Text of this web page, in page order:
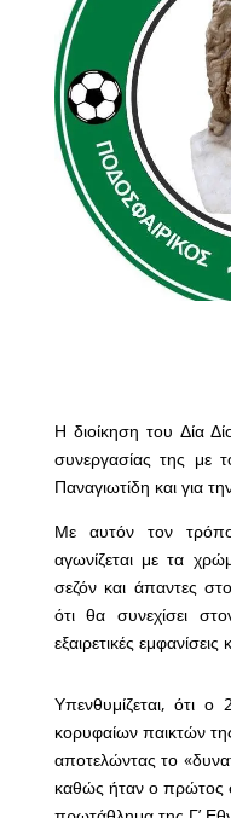
Η διοίκηση του Δία
συνεργασίας της με
Παναγιωτίδη και για
Με αυτόν τον
αγωνίζεται με τα
σεζόν και άπαντες
ότι θα συνεχίσει
εξαιρετικές εμφανίσεις
Υπενθυμίζεται, ότι
κορυφαίων παικτών
αποτελώντας το
καθώς ήταν ο πρώτος